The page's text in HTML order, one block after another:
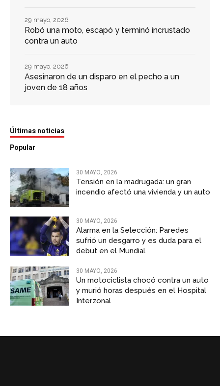
Robó una moto, escapó y terminó incrustado
contra un auto
29 mayo, 2026
Asesinaron de un disparo en el pecho a un
joven de 18 años
29 mayo, 2026
Últimas noticias
Popular
30 MAYO, 2026
Tensión en la madrugada: un gran
incendio afectó una vivienda y un auto
30 MAYO, 2026
Alarma en la Selección: Paredes
sufrió un desgarro y es duda para el
debut en el Mundial
30 MAYO, 2026
Un motociclista chocó contra un auto
y murió horas después en el Hospital
Interzonal